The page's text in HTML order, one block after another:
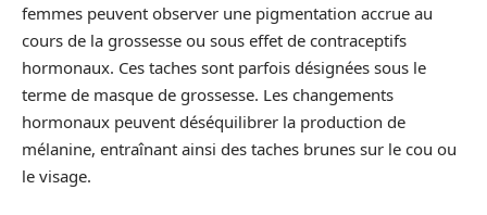
femmes peuvent observer une pigmentation accrue au
cours de la grossesse ou sous effet de contraceptifs
hormonaux. Ces taches sont parfois désignées sous le
terme de masque de grossesse. Les changements
hormonaux peuvent déséquilibrer la production de
mélanine, entraînant ainsi des taches brunes sur le cou ou
le visage.